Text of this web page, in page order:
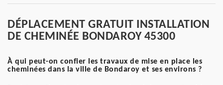
DÉPLACEMENT GRATUIT INSTALLATION
DE CHEMINÉE BONDAROY 45300
À qui peut-on confier les travaux de mise en place les
cheminées dans la ville de Bondaroy et ses environs ?